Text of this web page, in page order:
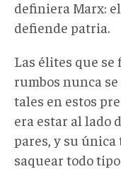
definiera Marx:
defiende patria.
Las élites que se
rumbos nunca
tales en estos
era estar al lado
pares, y su
saquear todo